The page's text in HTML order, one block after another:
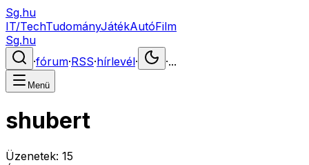
Sg.hu
IT/TechTudományJátékAutóFilm
Sg.hu
·fórum·RSS·hírlevél· ·...
Menü
shubert
Üzenetek: 15